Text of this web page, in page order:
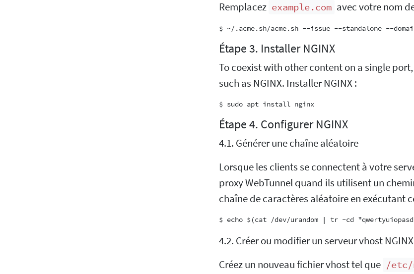
Remplacez example.com avec votre nom
Étape 3. Installer NGINX
To coexist with other content on a single
such as NGINX. Installer NGINX :
$ sudo apt install nginx
Étape 4. Configurer NGINX
4.1. Générer une chaîne aléatoire
Lorsque les clients se connectent à votre
proxy WebTunnel quand ils utilisent un
chaîne de caractères aléatoire en exécutant
4.2. Créer ou modifier un serveur vhost NGINX
Créez un nouveau fichier vhost tel que /